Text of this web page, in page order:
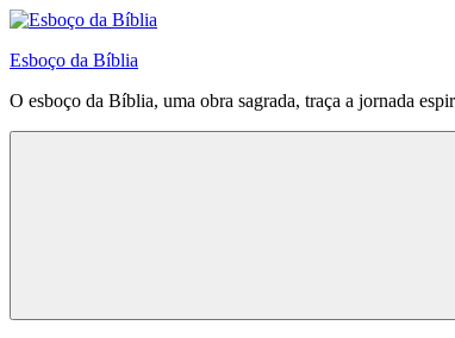
Pular
o
Esboço da Bíblia
O esboço da Bíblia, uma obra sagrada, traça a jornada